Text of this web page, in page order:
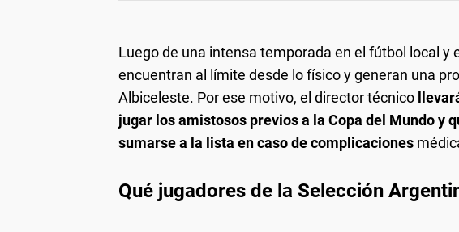
Luego de una intensa temporada en el fútbol local y
encuentran al límite desde lo físico y generan una
Albiceleste. Por ese motivo, el director técnico
jugar los amistosos previos a la Copa del Mundo y
sumarse a la lista en caso de complicaciones
Qué jugadores de la Selección